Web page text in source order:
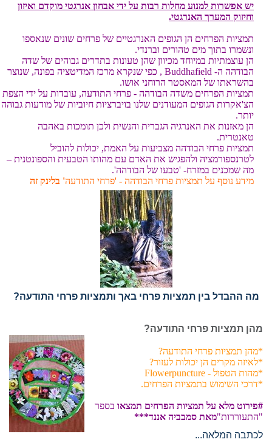
יש אפשרות למנוע מחלות רבות על ידי אבחון אנרגטי מוקדם ואיזון
וחיזוק המערך האנרגטי.
תמציות הפרחים הן הגופים האנרגטיים של פרחים שונים שנאספו
ונשמרו בתוך מים טהורים וברנדי.
הן עוצמתיות במיוחד מכיוון שהן טעונות בתדרים גבוהים של שדה
הבודהה ה- Buddhafield , כפי שנקרא מרכז המדיטציה בפונה, שנוצר
בהשראתו של המאסטר הרוחני אושו.
תמציות הפרחים משדה הבודהה - פרחי התודעה, עובדות על ידי הצפת
הצ'אקרות הגופים המעודנים שלנו בויברציות חיוביות של מודעות גבוהה
יותר.
הן מאזנות את האנרגיה הגברית והנשית ולכן תומכות באהבה
טאנטרית.
תמציות פרחי הבודהה מצביעות על האמת, יכולות להוביל
לטרנספורמציה ולהפגיש את האדם עם מהותו הטבעית והספונטנית –
מה שמכנים במזרח- 'טבעו של הבודהה'.
מידע נוסף על תמציות פרחי הבודהה - 'פרחי התודעה' בלינק זה
מה ההבדל בין תמציות פרחי באך ותמציות פרחי התודעה?
מהן תמציות פרחי התודעה?
*מהן תמציות פרחי התודעה?
*לאיזה מקרים הן יכולות לעזור?
*מהות הטפול - Flowerpuncture
*דרכי השימוש בתמציות הפרחים.
#פירוט מלא על תמציות הפרחים תמצאו בספר
"התעוררות"מאת סמבביה אננד***
לכתבה המלאה...